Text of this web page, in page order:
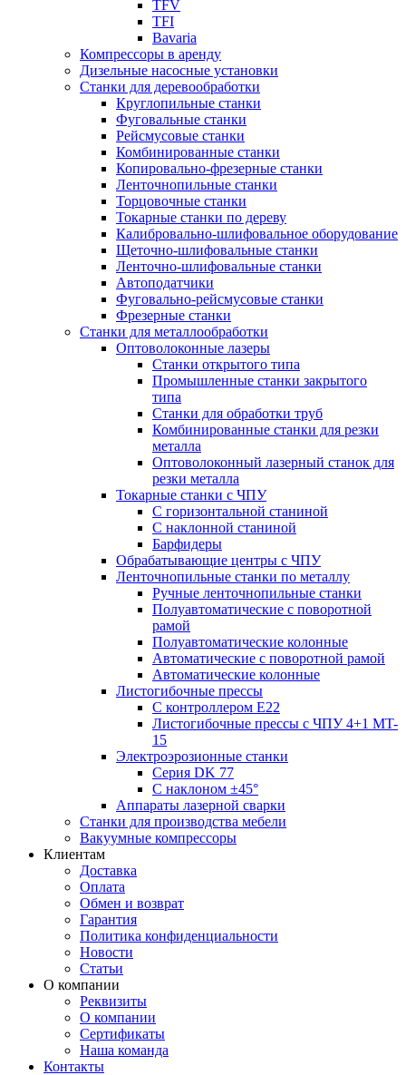
TFV
TFI
Bavaria
Компрессоры в аренду
Дизельные насосные установки
Станки для деревообработки
Круглопильные станки
Фуговальные станки
Рейсмусовые станки
Комбинированные станки
Копировально-фрезерные станки
Ленточнопильные станки
Торцовочные станки
Токарные станки по дереву
Калибровально-шлифовальное оборудование
Щеточно-шлифовальные станки
Ленточно-шлифовальные станки
Автоподатчики
Фуговально-рейсмусовые станки
Фрезерные станки
Станки для металлообработки
Оптоволоконные лазеры
Станки открытого типа
Промышленные станки закрытого
типа
Станки для обработки труб
Комбинированные станки для резки
металла
Оптоволоконный лазерный станок для
резки металла
Токарные станки с ЧПУ
С горизонтальной станиной
С наклонной станиной
Барфидеры
Обрабатывающие центры с ЧПУ
Ленточнопильные станки по металлу
Ручные ленточнопильные станки
Полуавтоматические с поворотной
рамой
Полуавтоматические колонные
Автоматические с поворотной рамой
Автоматические колонные
Листогибочные прессы
С контроллером E22
Листогибочные прессы с ЧПУ 4+1 MT-
15
Электроэрозионные станки
Серия DK 77
С наклоном ±45°
Аппараты лазерной сварки
Станки для производства мебели
Вакуумные компрессоры
Клиентам
Доставка
Оплата
Обмен и возврат
Гарантия
Политика конфиденциальности
Новости
Статьи
О компании
Реквизиты
О компании
Сертификаты
Наша команда
Контакты